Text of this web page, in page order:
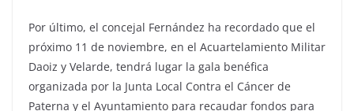
Por último, el concejal Fernández ha recordado que el
próximo 11 de noviembre, en el Acuartelamiento Militar
Daoiz y Velarde, tendrá lugar la gala benéfica
organizada por la Junta Local Contra el Cáncer de
Paterna y el Ayuntamiento para recaudar fondos para